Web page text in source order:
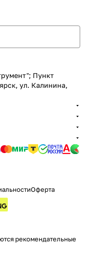
Пункт
ул. Калинина,
Оферта
рекомендательные